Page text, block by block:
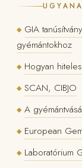
◆ GIA
gyémántokhoz
◆ Hogyan
◆ SCAN, CIBJO
◆ A
◆ European
◆ Laboratórium